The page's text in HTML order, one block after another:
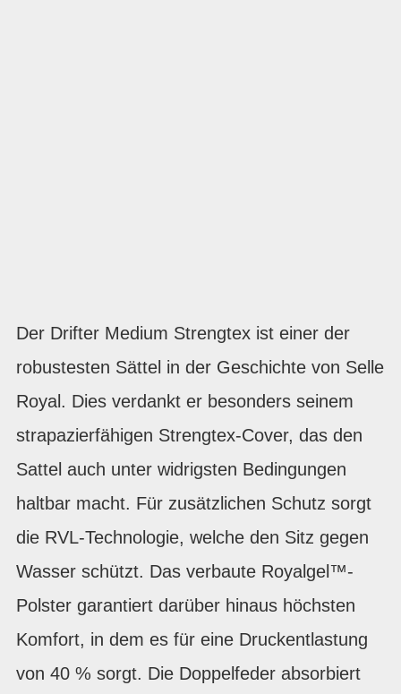
Der Drifter Medium Strengtex ist einer der
robustesten Sättel in der Geschichte von Selle
Royal. Dies verdankt er besonders seinem
strapazierfähigen Strengtex-Cover, das den
Sattel auch unter widrigsten Bedingungen
haltbar macht. Für zusätzlichen Schutz sorgt
die RVL-Technologie, welche den Sitz gegen
Wasser schützt. Das verbaute Royalgel™-
Polster garantiert darüber hinaus höchsten
Komfort, in dem es für eine Druckentlastung
von 40 % sorgt. Die Doppelfeder absorbiert